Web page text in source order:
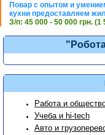
Повар с опытом и
кухни предоставляем
З/п: 45 000 - 50 000 грн. (1
Работа и
Учеба и hi-tech
Авто и